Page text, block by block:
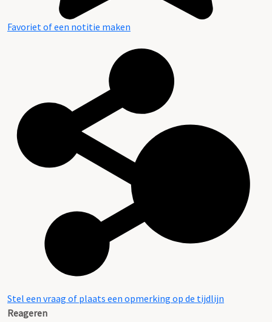
Favoriet of een notitie maken
Stel een vraag of plaats een opmerking op de tijdlijn
Reageren